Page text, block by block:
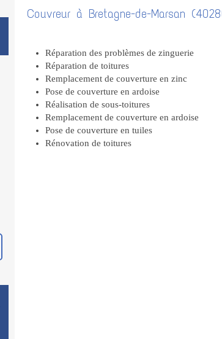
Couvreur à Bretagne-de-Marsan
Réparation des problèmes de zinguerie
Réparation de toitures
Remplacement de couverture en zinc
Pose de couverture en ardoise
Réalisation de sous-toitures
Remplacement de couverture en ardoise
Pose de couverture en tuiles
Rénovation de toitures